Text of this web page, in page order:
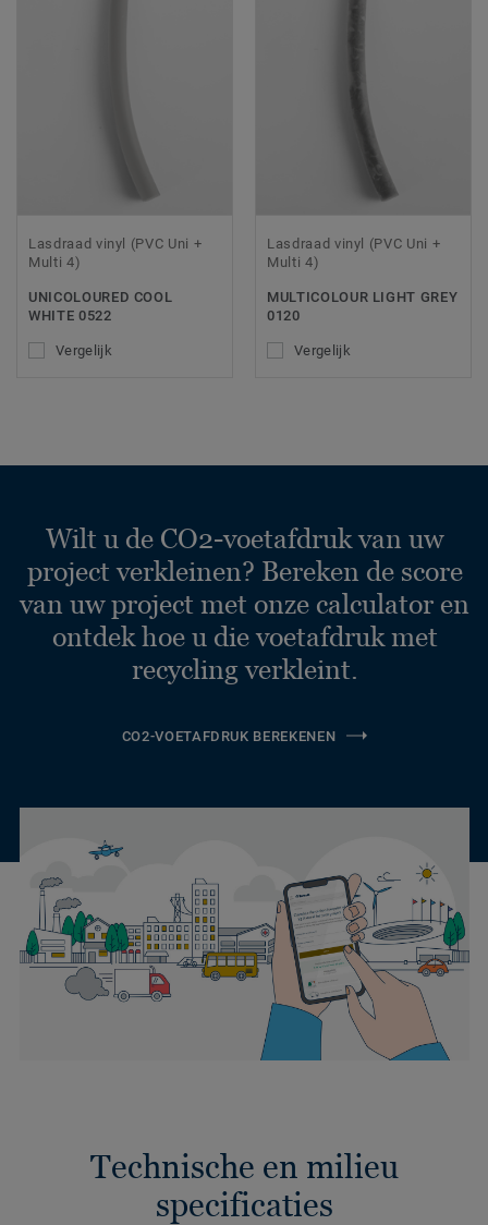
Lasdraad vinyl (PVC Uni +
Multi 4)
UNICOLOURED COOL
WHITE 0522
Vergelijk
Lasdraad vinyl (PVC Uni +
Multi 4)
MULTICOLOUR LIGHT GREY
0120
Vergelijk
Wilt u de CO2-voetafdruk van uw
project verkleinen? Bereken de score
van uw project met onze calculator en
ontdek hoe u die voetafdruk met
recycling verkleint.
CO2-VOETAFDRUK BEREKENEN
Technische en milieu
specificaties